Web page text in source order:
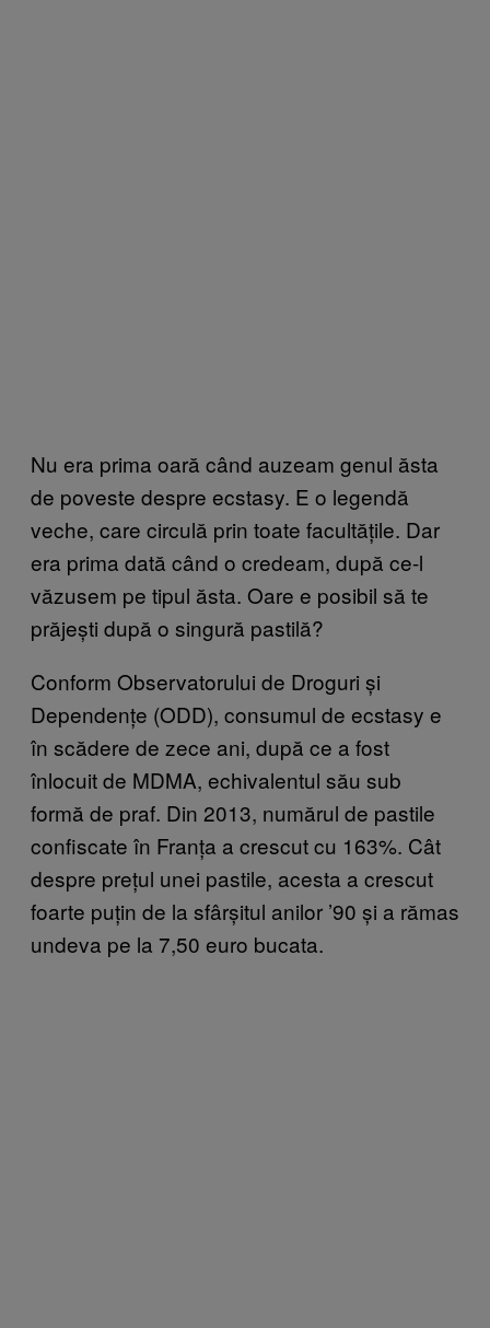
Nu era prima oară când auzeam genul ăsta
de poveste despre ecstasy. E o legendă
veche, care circulă prin toate facultățile. Dar
era prima dată când o credeam, după ce-l
văzusem pe tipul ăsta. Oare e posibil să te
prăjești după o singură pastilă?
Conform Observatorului de Droguri și
Dependențe (ODD), consumul de ecstasy e
în scădere de zece ani, după ce a fost
înlocuit de MDMA, echivalentul său sub
formă de praf. Din 2013, numărul de pastile
confiscate în Franța a crescut cu 163%. Cât
despre prețul unei pastile, acesta a crescut
foarte puțin de la sfârșitul anilor ’90 și a rămas
undeva pe la 7,50 euro bucata.